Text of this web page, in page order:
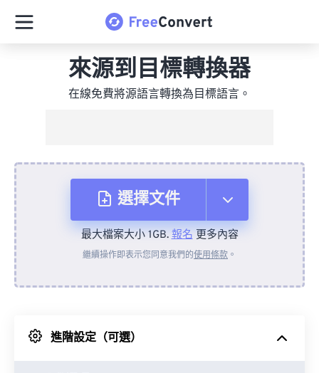
來源到目標轉換器
在線免費將源語言轉換為目標語言。
選擇文件
來自裝置
來自 Google 雲端硬碟
最大檔案大小 1GB.報名更多內容
繼續操作即表示您同意我們的使用條款 。
進階設定（可選）